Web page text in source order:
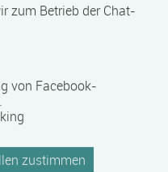
zum Betrieb der Chat-
von Facebook-
zustimmen